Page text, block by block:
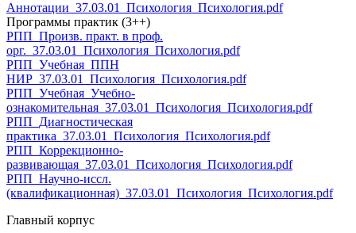
Аннотации_37.03.01_Психология_Психология.pdf
Программы практик (3++)
РПП_Произв. практ. в проф.
орг._37.03.01_Психология_Психология.pdf
РПП_Учебная_ППН
НИР_37.03.01_Психология_Психология.pdf
РПП_Учебная_Учебно-
ознакомительная_37.03.01_Психология_Психология.pdf
РПП_Диагностическая
практика_37.03.01_Психология_Психология.pdf
РПП_Коррекционно-
развивающая_37.03.01_Психология_Психология.pdf
РПП_Научно-иссл.
(квалификационная)_37.03.01_Психология_Психология.pdf
Главный корпус